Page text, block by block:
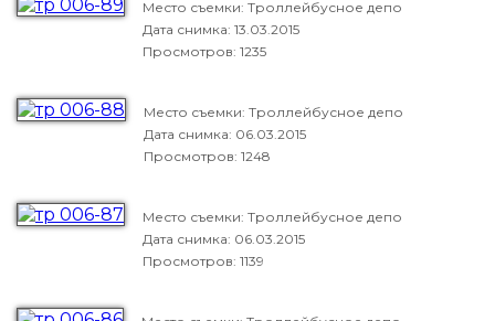
Место съемки: Троллейбусное депо
Дата снимка: 13.03.2015
Просмотров: 1235
Место съемки: Троллейбусное депо
Дата снимка: 06.03.2015
Просмотров: 1248
Место съемки: Троллейбусное депо
Дата снимка: 06.03.2015
Просмотров: 1139